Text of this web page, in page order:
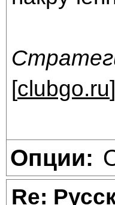
[clubgo.ru]
Опции:
Re: